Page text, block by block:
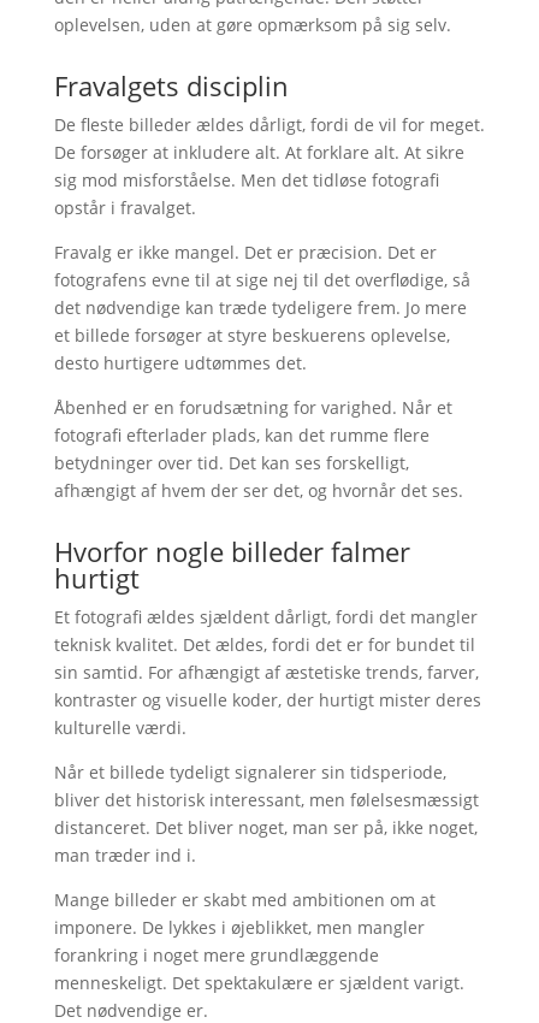
oplevelsen, uden at gøre opmærksom på sig selv.
Fravalgets disciplin
De fleste billeder ældes dårligt, fordi de vil for meget.
De forsøger at inkludere alt. At forklare alt. At sikre
sig mod misforståelse. Men det tidløse fotografi
opstår i fravalget.
Fravalg er ikke mangel. Det er præcision. Det er
fotografens evne til at sige nej til det overflødige, så
det nødvendige kan træde tydeligere frem. Jo mere
et billede forsøger at styre beskuerens oplevelse,
desto hurtigere udtømmes det.
Åbenhed er en forudsætning for varighed. Når et
fotografi efterlader plads, kan det rumme flere
betydninger over tid. Det kan ses forskelligt,
afhængigt af hvem der ser det, og hvornår det ses.
Hvorfor nogle billeder falmer
hurtigt
Et fotografi ældes sjældent dårligt, fordi det mangler
teknisk kvalitet. Det ældes, fordi det er for bundet til
sin samtid. For afhængigt af æstetiske trends, farver,
kontraster og visuelle koder, der hurtigt mister deres
kulturelle værdi.
Når et billede tydeligt signalerer sin tidsperiode,
bliver det historisk interessant, men følelsesmæssigt
distanceret. Det bliver noget, man ser på, ikke noget,
man træder ind i.
Mange billeder er skabt med ambitionen om at
imponere. De lykkes i øjeblikket, men mangler
forankring i noget mere grundlæggende
menneskeligt. Det spektakulære er sjældent varigt.
Det nødvendige er.